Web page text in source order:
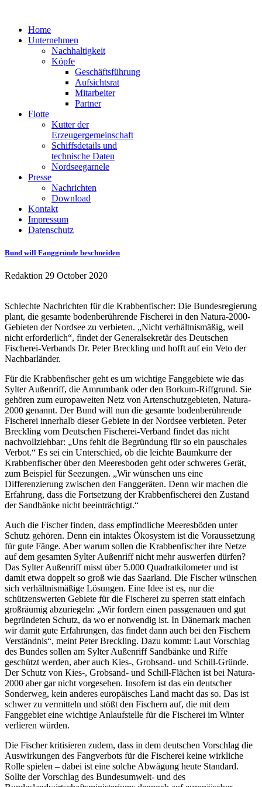
Home
Unternehmen
Nachhaltigkeit
Köpfe
Geschäftsführung
Aufsichtsrat
Mitarbeiter
Partner
Flotte
Kutter der
Erzeugergemeinschaft
Schiffsdetails und
technische Daten
Nordseegarnele
Presse
Nachrichten
Download
Kontakt
Impressum
Datenschutz
Bund will Fanggründe beschneiden
Redaktion 29 October 2020
Schlechte Nachrichten für die Krabbenfischer: Die Bundesregierung
plant, die gesamte bodenberührende Fischerei in den Natura-2000-
Gebieten der Nordsee zu verbieten. „Nicht verhältnismäßig, weil
nicht erforderlich“, findet der Generalsekretär des Deutschen
Fischerei-Verbands Dr. Peter Breckling und hofft auf ein Veto der
Nachbarländer.
Für die Krabbenfischer geht es um wichtige Fanggebiete wie das
Sylter Außenriff, die Amrumbank oder den Borkum-Riffgrund. Sie
gehören zum europaweiten Netz von Artenschutzgebieten, Natura-
2000 genannt. Der Bund will nun die gesamte bodenberührende
Fischerei innerhalb dieser Gebiete in der Nordsee verbieten. Peter
Breckling vom Deutschen Fischerei-Verband findet das nicht
nachvollziehbar: „Uns fehlt die Begründung für so ein pauschales
Verbot.“ Es sei ein Unterschied, ob die leichte Baumkurre der
Krabbenfischer über den Meeresboden geht oder schweres Gerät,
zum Beispiel für Seezungen. „Wir wünschen uns eine
Differenzierung zwischen den Fanggeräten. Denn wir machen die
Erfahrung, dass die Fortsetzung der Krabbenfischerei den Zustand
der Sandbänke nicht beeinträchtigt.“
Auch die Fischer finden, dass empfindliche Meeresböden unter
Schutz gehören. Denn ein intaktes Ökosystem ist die Voraussetzung
für gute Fänge. Aber warum sollen die Krabbenfischer ihre Netze
auf dem gesamten Sylter Außenriff nicht mehr auswerfen dürfen?
Das Sylter Außenriff misst über 5.000 Quadratkilometer und ist
damit etwa doppelt so groß wie das Saarland. Die Fischer wünschen
sich verhältnismäßige Lösungen. Eine Idee ist es, nur die
schützenswerten Gebiete für die Fischerei zu sperren statt einfach
großräumig abzuriegeln: „Wir fordern einen passgenauen und gut
begründeten Schutz, da wo er notwendig ist. In Dänemark machen
wir damit gute Erfahrungen, das findet dann auch bei den Fischern
Verständnis“, meint Peter Breckling. Dazu kommt: Laut Vorschlag
des Bundes sollen am Sylter Außenriff Sandbänke und Riffe
geschützt werden, aber auch Kies-, Grobsand- und Schill-Gründe.
Der Schutz von Kies-, Grobsand- und Schill-Flächen ist bei Natura-
2000 aber gar nicht vorgesehen. Insofern ist das ein deutscher
Sonderweg, kein anderes europäisches Land macht das so. Das ist
schwer zu vermitteln und stößt den Fischern auf, die mit dem
Fanggebiet eine wichtige Anlaufstelle für die Fischerei im Winter
verlieren würden.
Die Fischer kritisieren zudem, dass in dem deutschen Vorschlag die
Auswirkungen des Fangverbots für die Fischerei keine wirkliche
Rolle spielen – dabei ist eine solche Abwägung heute Standard.
Sollte der Vorschlag des Bundesumwelt- und des